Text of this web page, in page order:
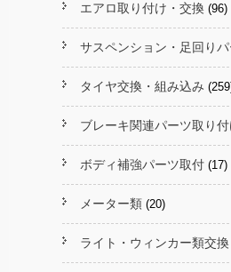
エアロ取り付け・交換 (96)
サスペンション・足回り
タイヤ交換・組み込み
ブレーキ関連パーツ取り
ボディ補強パーツ取付 (17)
メーター類 (20)
ライト・ウィンカー類交換